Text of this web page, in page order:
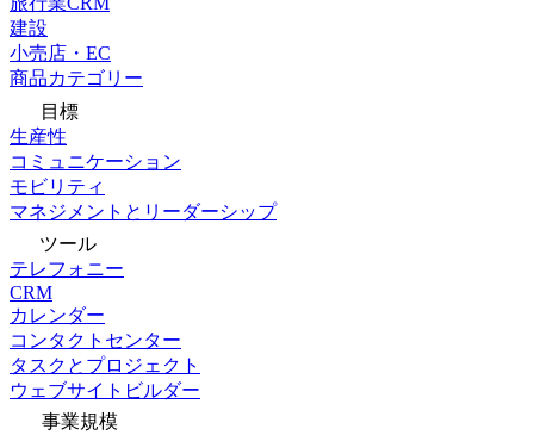
建設
小売店・EC
商品カテゴリー
目標
生産性
コミュニケーション
モビリティ
マネジメントとリーダーシップ
ツール
テレフォニー
CRM
カレンダー
コンタクトセンター
タスクとプロジェクト
ウェブサイトビルダー
事業規模